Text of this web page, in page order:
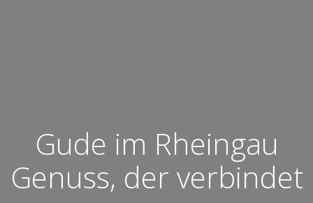
Gude im Rheingau
Genuss, der verbindet